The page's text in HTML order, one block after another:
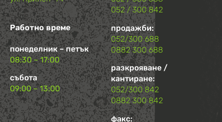
Работно време
понеделник – петък
08:30 – 17:00
събота
09:00 – 13:00
052 / 300 842
продажби:
052/300 688
0882 300 688
разкрояване /
кантиране:
052/300 842
0882 300 842
факс: